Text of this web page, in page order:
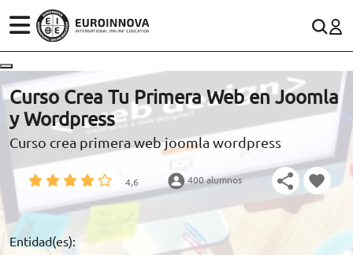
ÁREAS
ESTUDIOS
CONOCE EUROINNOVA
BECAS Y FINANCIACIÓN
CONTACTO
(+34)958 050 200(gratuito en España)
900 831 200
formacion@euroinnova.com
TRABAJA CON NOSOTROS
Curso Crea Tu Primera Web en Joomla
y Wordpress
Curso crea primera web joomla wordpress
4,6 400 alumnos
Entidad(es):